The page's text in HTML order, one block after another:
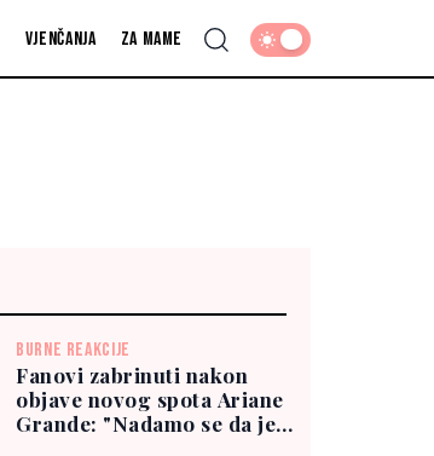
Vjenčanja Za mame
BURNE REAKCIJE
Fanovi zabrinuti nakon
objave novog spota Ariane
Grande: "Nadamo se da je